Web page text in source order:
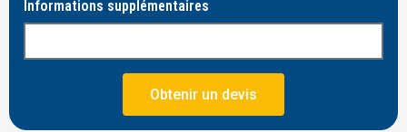
Informations supplémentaires
Obtenir un devis